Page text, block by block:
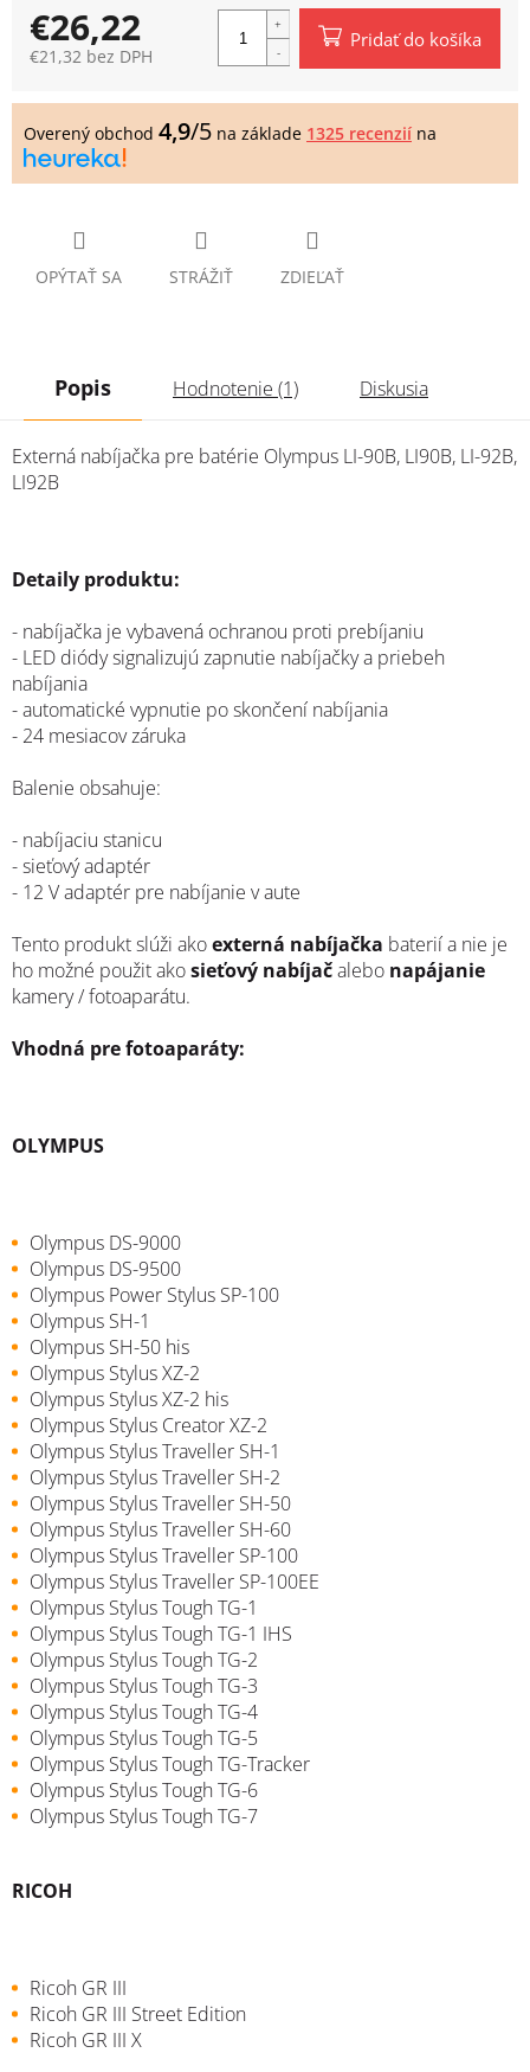
OPÝTAŤ SA STRÁŽIŤ ZDIEĽAŤ
€26,22
€21,32 bez DPH
cena:
Pridať do košíka
Overený obchod 4,9/5 na základe 1325 recenzií na
Popis Hodnotenie (1) Diskusia
Externá nabíjačka pre batérie Olympus LI-90B, LI90B, LI-92B,
LI92B
Detaily produktu:
- nabíjačka je vybavená ochranou proti prebíjaniu
- LED diódy signalizujú zapnutie nabíjačky a priebeh
nabíjania
- automatické vypnutie po skončení nabíjania
- 24 mesiacov záruka
Balenie obsahuje:
- nabíjaciu stanicu
- sieťový adaptér
- 12 V adaptér pre nabíjanie v aute
Tento produkt slúži akoexterná nabíjačka baterií a nie je
ho možné použit akosieťový nabíjačalebo napájanie
kamery / fotoaparátu.
Vhodná pre fotoaparáty:
OLYMPUS
Olympus DS-9000
Olympus DS-9500
Olympus Power Stylus SP-100
Olympus SH-1
Olympus SH-50 his
Olympus Stylus XZ-2
Olympus Stylus XZ-2 his
Olympus Stylus Creator XZ-2
Olympus Stylus Traveller SH-1
Olympus Stylus Traveller SH-2
Olympus Stylus Traveller SH-50
Olympus Stylus Traveller SH-60
Olympus Stylus Traveller SP-100
Olympus Stylus Traveller SP-100EE
Olympus Stylus Tough TG-1
Olympus Stylus Tough TG-1 IHS
Olympus Stylus Tough TG-2
Olympus Stylus Tough TG-3
Olympus Stylus Tough TG-4
Olympus Stylus Tough TG-5
Olympus Stylus Tough TG-Tracker
Olympus Stylus Tough TG-6
Olympus Stylus Tough TG-7
RICOH
Ricoh GR III
Ricoh GR III Street Edition
Ricoh GR III X